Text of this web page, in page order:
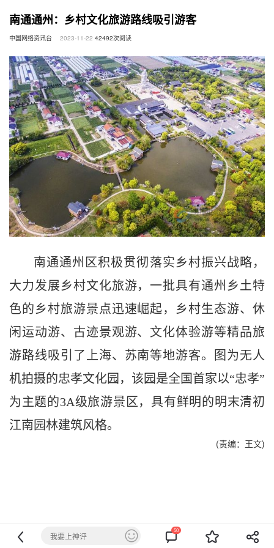
南通通州：乡村文化旅游路线吸引游客
中国网络资讯台 2023-11-22 42492次阅读
南通通州区积极贯彻落实乡村振兴战略，
大力发展乡村文化旅游，一批具有通州乡土特
色的乡村旅游景点迅速崛起，乡村生态游、休
闲运动游、古迹景观游、文化体验游等精品旅
游路线吸引了上海、苏南等地游客。图为无人
机拍摄的忠孝文化园，该园是全国首家以“忠孝”
为主题的3A级旅游景区，具有鲜明的明末清初
江南园林建筑风格。
(责编：王文)
50